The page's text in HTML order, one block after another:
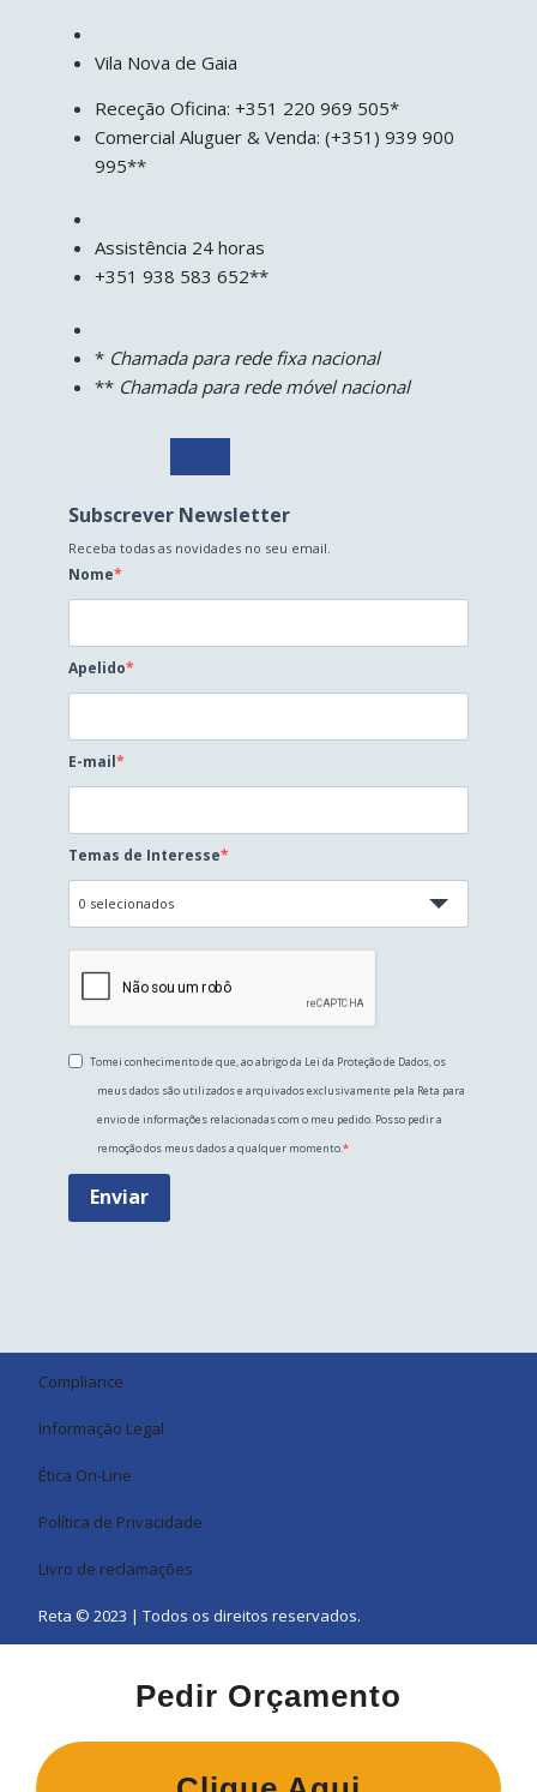
Vila Nova de Gaia
Receção Oficina: +351 220 969 505*
Comercial Aluguer & Venda: (+351) 939 900
995**
Assistência 24 horas
+351 938 583 652**
* Chamada para rede fixa nacional
** Chamada para rede móvel nacional
Subscrever Newsletter
Receba todas as novidades no seu email.
Nome
Apelido
E-mail
Temas de Interesse
0 selecionados
Tomei conhecimento de que, ao abrigo da Lei da Proteção de Dados, os
meus dados são utilizados e arquivados exclusivamente pela Reta para
envio de informações relacionadas com o meu pedido. Posso pedir a
remoção dos meus dados a qualquer momento.
Enviar
Compliance
Informação Legal
Ética On-Line
Política de Privacidade
Livro de reclamações
Reta © 2023 | Todos os direitos reservados.
Pedir Orçamento